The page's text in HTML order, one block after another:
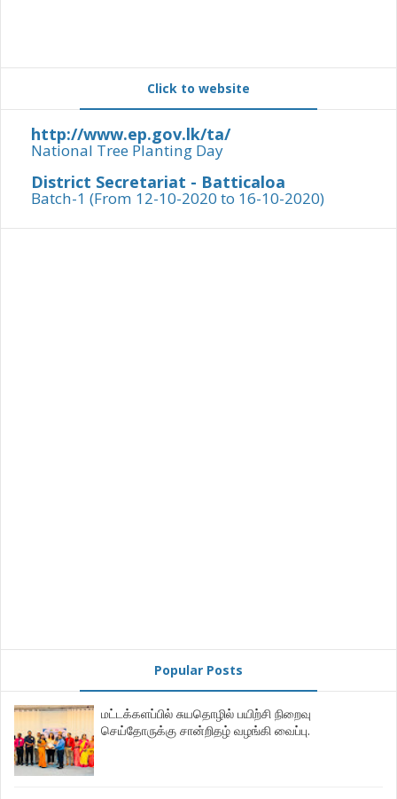
Click to website
http://www.ep.gov.lk/ta/
National Tree Planting Day
District Secretariat - Batticaloa
Batch-1 (From 12-10-2020 to 16-10-2020)
Popular Posts
மட்டக்களப்பில் சுயதொழில் பயிற்சி நிறைவு
செய்தோருக்கு சான்றிதழ் வழங்கி வைப்பு.